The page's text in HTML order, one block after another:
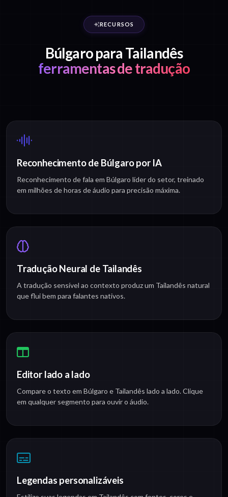
RECURSOS
Búlgaro para Tailandês
ferramentas de tradução
Reconhecimento de Búlgaro por IA
Reconhecimento de fala em Búlgaro líder do setor, treinado
em milhões de horas de áudio para precisão máxima.
Tradução Neural de Tailandês
A tradução sensível ao contexto produz um Tailandês natural
que flui bem para falantes nativos.
Editor lado a lado
Compare o texto em Búlgaro e Tailandês lado a lado. Clique
em qualquer segmento para ouvir o áudio.
Legendas personalizáveis